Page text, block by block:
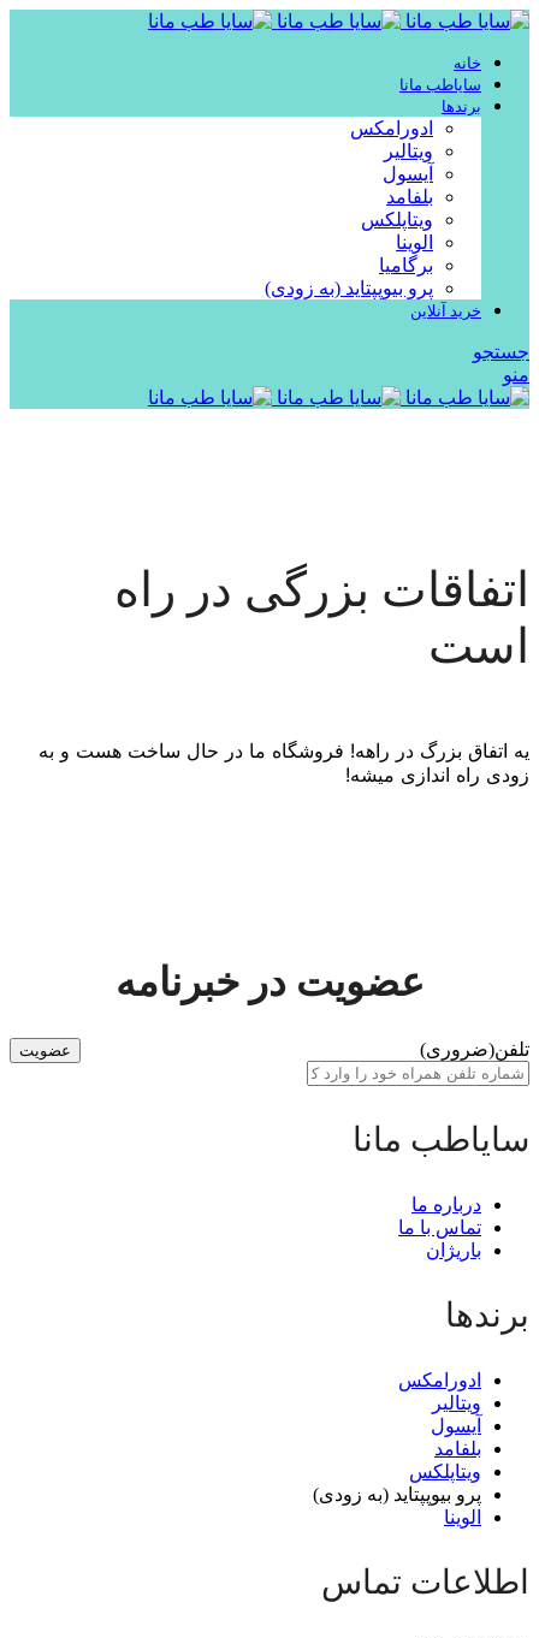
خانه
سایاطب مانا
برندها
ادورامکس
ویتالیر
آیسول
بلفامد
ویتاپلکس
الوینا
برگامیا
پرو بیوپپتاید (به زودی)
خرید آنلاین
جستجو
منو
اتفاقات بزرگی در راه
است
یه اتفاق بزرگ در راهه! فروشگاه ما در حال ساخت هست و به
زودی راه اندازی میشه!
عضویت در خبرنامه
تلفن(ضروری)
سایاطب مانا
درباره ما
تماس با ما
باریژان
برندها
ادورامکس
ویتالیر
آیسول
بلفامد
ویتاپلکس
پرو بیوپپتاید (به زودی)
الوینا
اطلاعات تماس